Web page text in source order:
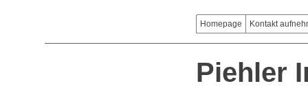
Homepage Kontakt
Piehler